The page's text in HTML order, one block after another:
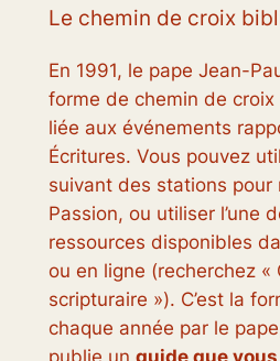
Le chemin de croix
En 1991, le pape Jean-
forme de chemin de
liée aux événements
Écritures. Vous pouvez
suivant des stations pour
Passion, ou utiliser l’une
ressources disponibles
ou en ligne (recherchez «
scripturaire »). C’est la
chaque année par le